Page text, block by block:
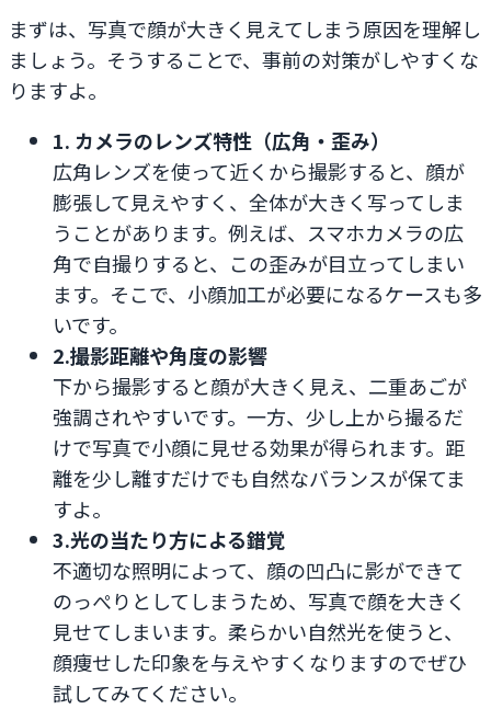
まずは、写真で顔が大きく見えてしまう原因を理解し
ましょう。そうすることで、事前の対策がしやすくな
りますよ。
1. カメラのレンズ特性（広角・歪み）
広角レンズを使って近くから撮影すると、顔が
膨張して見えやすく、全体が大きく写ってしま
うことがあります。例えば、スマホカメラの広
角で自撮りすると、この歪みが目立ってしまい
ます。そこで、小顔加工が必要になるケースも多
いです。
2.撮影距離や角度の影響
下から撮影すると顔が大きく見え、二重あごが
強調されやすいです。一方、少し上から撮るだ
けで写真で小顔に見せる効果が得られます。距
離を少し離すだけでも自然なバランスが保てま
すよ。
3.光の当たり方による錯覚
不適切な照明によって、顔の凹凸に影ができて
のっぺりとしてしまうため、写真で顔を大きく
見せてしまいます。柔らかい自然光を使うと、
顔痩せした印象を与えやすくなりますのでぜひ
試してみてください。